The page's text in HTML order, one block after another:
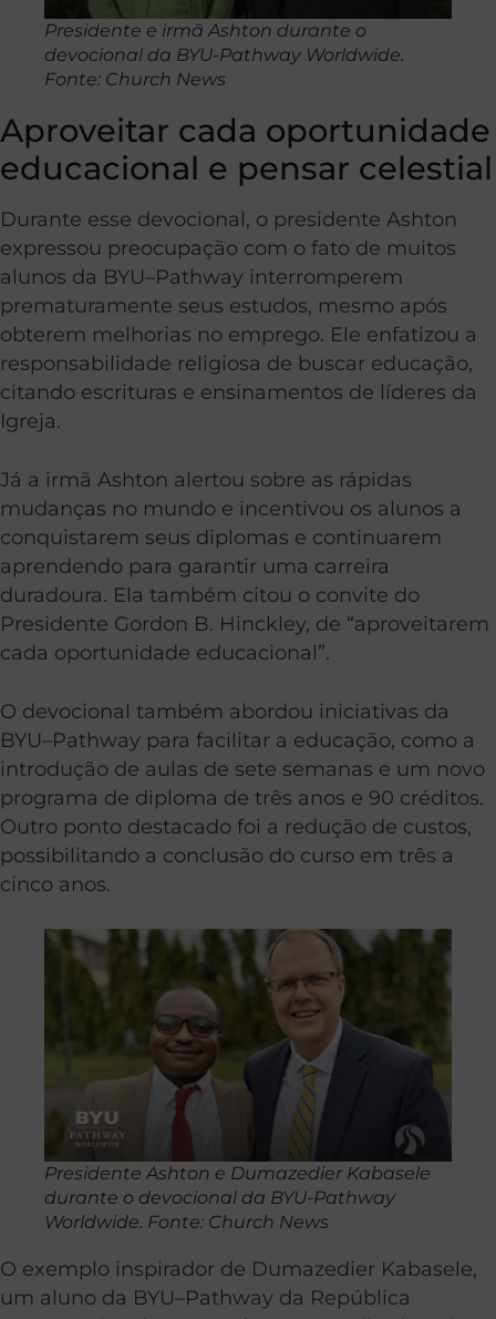
Presidente e irmã Ashton durante o
devocional da BYU-Pathway Worldwide.
Fonte: Church News
Aproveitar cada oportunidade
educacional e pensar celestial
Durante esse devocional, o presidente Ashton
expressou preocupação com o fato de muitos
alunos da BYU–Pathway interromperem
prematuramente seus estudos, mesmo após
obterem melhorias no emprego. Ele enfatizou a
responsabilidade religiosa de buscar educação,
citando escrituras e ensinamentos de líderes da
Igreja.
Já a irmã Ashton alertou sobre as rápidas
mudanças no mundo e incentivou os alunos a
conquistarem seus diplomas e continuarem
aprendendo para garantir uma carreira
duradoura. Ela também citou o convite do
Presidente Gordon B. Hinckley, de “aproveitarem
cada oportunidade educacional”.
O devocional também abordou iniciativas da
BYU–Pathway para facilitar a educação, como a
introdução de aulas de sete semanas e um novo
programa de diploma de três anos e 90 créditos.
Outro ponto destacado foi a redução de custos,
possibilitando a conclusão do curso em três a
cinco anos.
Presidente Ashton e Dumazedier Kabasele
durante o devocional da BYU-Pathway
Worldwide. Fonte: Church News
O exemplo inspirador de Dumazedier Kabasele,
um aluno da BYU–Pathway da República